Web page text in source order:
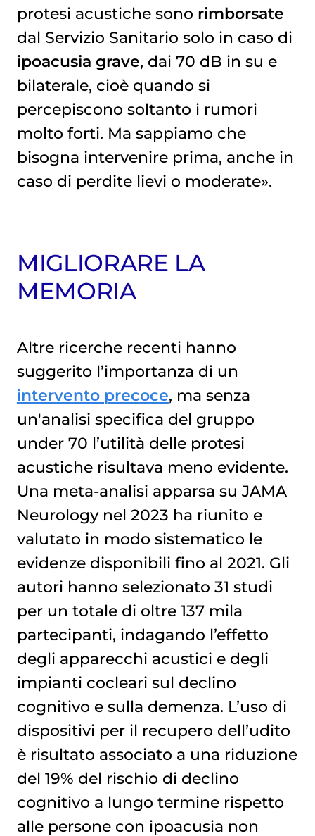
protesi acustiche sono rimborsate
dal Servizio Sanitario solo in caso di
ipoacusia grave, dai 70 dB in su e
bilaterale, cioè quando si
percepiscono soltanto i rumori
molto forti. Ma sappiamo che
bisogna intervenire prima, anche in
caso di perdite lievi o moderate».
MIGLIORARE LA
MEMORIA
Altre ricerche recenti hanno
suggerito l’importanza di un
intervento precoce, ma senza
un'analisi specifica del gruppo
under 70 l’utilità delle protesi
acustiche risultava meno evidente.
Una meta-analisi apparsa su JAMA
Neurology nel 2023 ha riunito e
valutato in modo sistematico le
evidenze disponibili fino al 2021. Gli
autori hanno selezionato 31 studi
per un totale di oltre 137 mila
partecipanti, indagando l’effetto
degli apparecchi acustici e degli
impianti cocleari sul declino
cognitivo e sulla demenza. L’uso di
dispositivi per il recupero dell’udito
è risultato associato a una riduzione
del 19% del rischio di declino
cognitivo a lungo termine rispetto
alle persone con ipoacusia non